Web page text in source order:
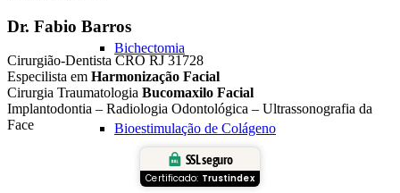
Bichectomia
Bioestimulação de Colágeno
Dr. Fabio Barros
Cirurgião-Dentista CRO RJ 31728
Especilista em Harmonização Facial
Cirurgia Traumatologia Bucomaxilo Facial
Implantodontia – Radiologia Odontológica – Ultrassonografia da
Face
SSL seguro
Certificado: Trustindex